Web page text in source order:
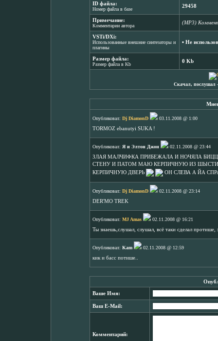
ID файла:
Номер файла в базе
29458
Примечание:
Комментарии автора
(MP3)
VSTi/DXi:
Использованные внешние синтезаторы и
плагины
▪ Не
Размер файла:
Размер файла в Kb
0 Kb
Скачал, послушал
Опубликовал: Dj DiamonD
03.11.2008 @ 1:00
TORMOZ ebanutyi SUKA !
Опубликовал: Я и Элтон Джон
02.11.2008 @ 23:44
ЗЛАЯ МАЛЧИФКА ПРИБЕЖАЛА И НОЧЯЛА
СТЕНУ И ПАТОМ МАЮ КЕРПИЧНУЮ ИЗ ШЫСТИ
КЕРПИЧНУЮ ДВЕРЬ
ОН СЛЕВА А ЙА
Опубликовал: Dj DiamonD
02.11.2008 @ 23:14
DER'MO TREK
Опубликовал: MJ Amas
02.11.2008 @ 16:21
Ты знаешь,слушал, слушал, всё таки сделал
Опубликовал: Kam
02.11.2008 @ 12:59
кик и басс потише..
Ваше Имя:
Ваш E-Mail:
Комментарий: